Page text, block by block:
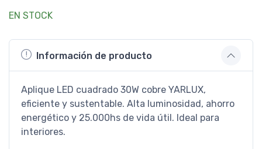
EN STOCK
Información de producto
Aplique LED cuadrado 30W cobre YARLUX,
eficiente y sustentable. Alta luminosidad, ahorro
energético y 25.000hs de vida útil. Ideal para
interiores.